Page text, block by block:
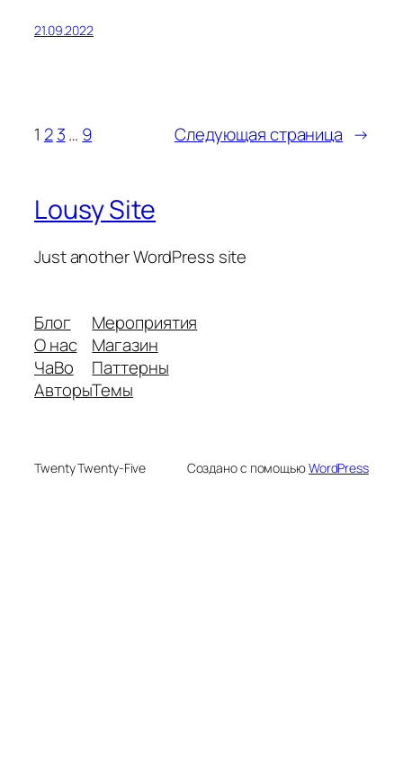
21.09.2022
1 2 3… 9 Следующая страница →
Lousy Site
Just another WordPress site
Блог
О нас
ЧаВо
Авторы
Мероприятия
Магазин
Паттерны
Темы
Twenty Twenty-Five Создано с помощьюWordPress